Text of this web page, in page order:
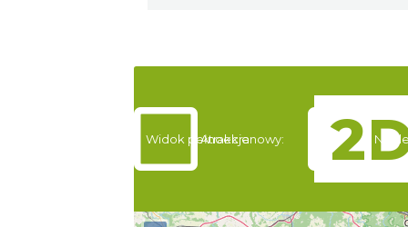
Widok pełnoekranowy:
Atrakcje